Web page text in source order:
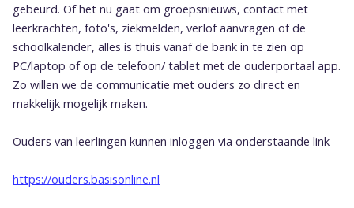
gebeurd. Of het nu gaat om groepsnieuws, contact met
leerkrachten, foto's, ziekmelden, verlof aanvragen of de
schoolkalender, alles is thuis vanaf de bank in te zien op
PC/laptop of op de telefoon/ tablet met de ouderportaal app.
Zo willen we de communicatie met ouders zo direct en
makkelijk mogelijk maken.
Ouders van leerlingen kunnen inloggen via onderstaande link
https://ouders.basisonline.nl